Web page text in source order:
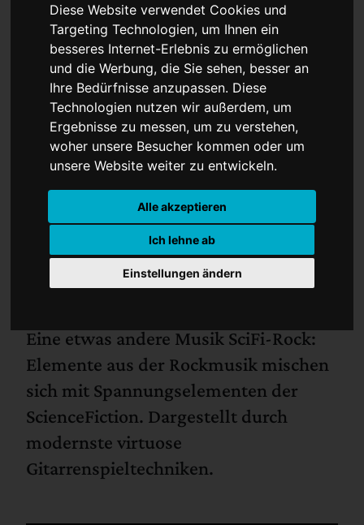
Diese Website verwendet Cookies und
Targeting Technologien, um Ihnen ein
besseres Internet-Erlebnis zu ermöglichen
und die Werbung, die Sie sehen, besser an
Ihre Bedürfnisse anzupassen. Diese
Technologien nutzen wir außerdem, um
Ergebnisse zu messen, um zu verstehen,
woher unsere Besucher kommen oder um
unsere Website weiter zu entwickeln.
Alle akzeptieren
Ich lehne ab
Einstellungen ändern
Mal was Neues
Eine etwas andere Musik SciFi-Rock:
Elemente aus der Rockmusik mischen
sich mit Spannungselementen der
ScienceFiction. Dargestellt durch
modernste virtuose
Gitarrenspieltechniken.